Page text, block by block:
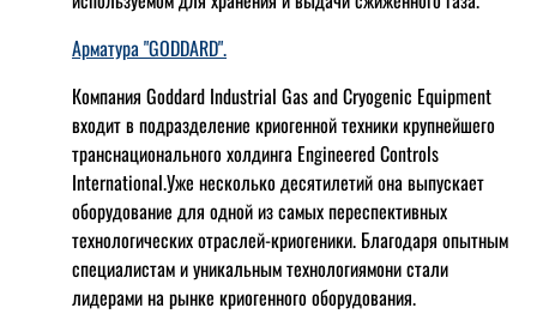
Арматура "GODDARD".
Компания Goddard Industrial Gas and Cryogenic Equipment
входит в подразделение криогенной техники крупнейшего
транснационального холдинга Engineered Controls
International.Уже несколько десятилетий она выпускает
оборудование для одной из самых переспективных
технологических отраслей-криогеники. Благодаря опытным
специалистам и уникальным технологиямони стали
лидерами на рынке криогенного оборудования.